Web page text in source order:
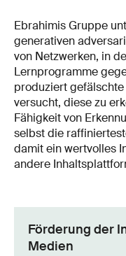
Ebrahimis Gruppe
generativen
von Netzwerken, in
Lernprogramme
produziert
versucht, diese zu
Fähigkeit von
selbst die
damit ein wertvolles
andere
Förderung der
Medien